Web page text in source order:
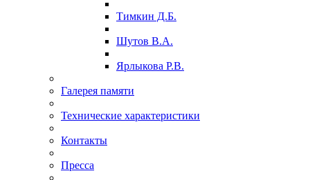
Тимкин Д.Б.
Шутов В.А.
Ярлыкова Р.В.
Галерея памяти
Технические характеристики
Контакты
Пресса